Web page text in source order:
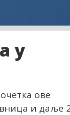
у
ове
и даље